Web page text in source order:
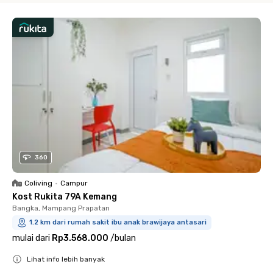
360
Coliving • Campur
Kost Rukita 79A Kemang
Bangka, Mampang Prapatan
1.2 km dari rumah sakit ibu anak brawijaya antasari
mulai dari Rp3.568.000 /bulan
Lihat info lebih banyak